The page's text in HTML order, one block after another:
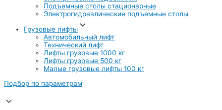
Подъемные столы стационарные
Электрогидравлические подъемные столы
Грузовые лифты
Автомобильный лифт
Технический лифт
Лифты грузовые 1000 кг
Лифты грузовые 500 кг
Малые грузовые лифты 100 кг
Подбор по параметрам